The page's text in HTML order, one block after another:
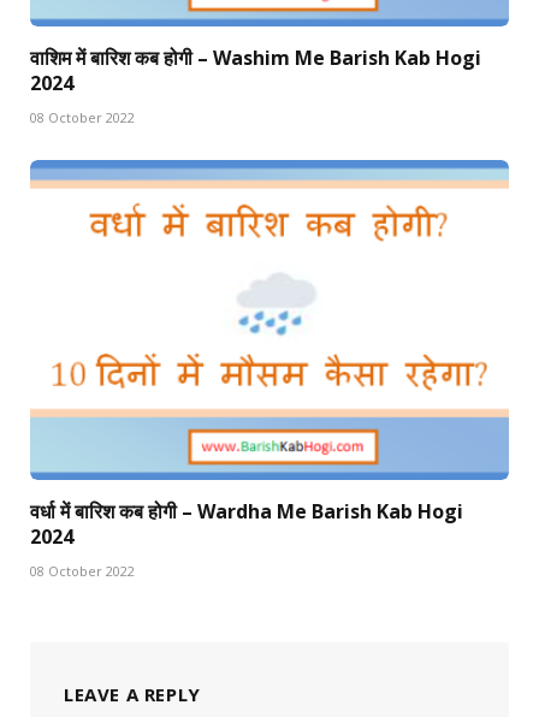
वाशिम में बारिश कब होगी – Washim Me Barish Kab Hogi
2024
08 October 2022
वर्धा में बारिश कब होगी – Wardha Me Barish Kab Hogi
2024
08 October 2022
LEAVE A REPLY